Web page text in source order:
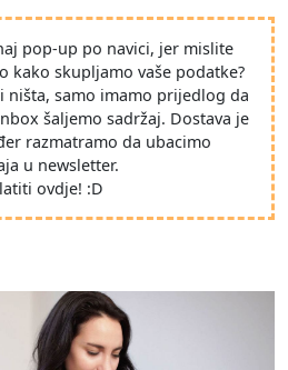
pop-up po navici, jer mislite
kako skupljamo vaše podatke?
ništa, samo imamo prijedlog da
šaljemo sadržaj. Dostava je
razmatramo da ubacimo
u newsletter.
ovdje! :D